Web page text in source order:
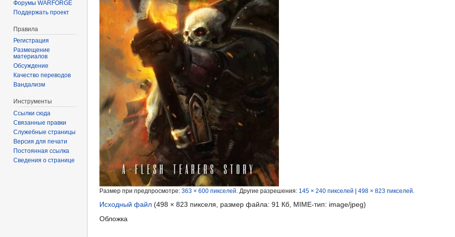
Размер при предпросмотре: 363 × 600 пикселей Другие разрешения: 145 × 240 пикселей 498 × 823 пикселей
Исходный файл (498 × 823 пикселя, размер файла: 91 Кб, MIME-тип: image/jpeg)
Обложка
Форумы WARFORGE
Поддержать проект
Правила
Регистрация
Размещение
материалов
Обсуждение
Качество переводов
Вандализм
Инструменты
Ссылки сюда
Связанные правки
Служебные страницы
Версия для печати
Постоянная ссылка
Сведения о странице